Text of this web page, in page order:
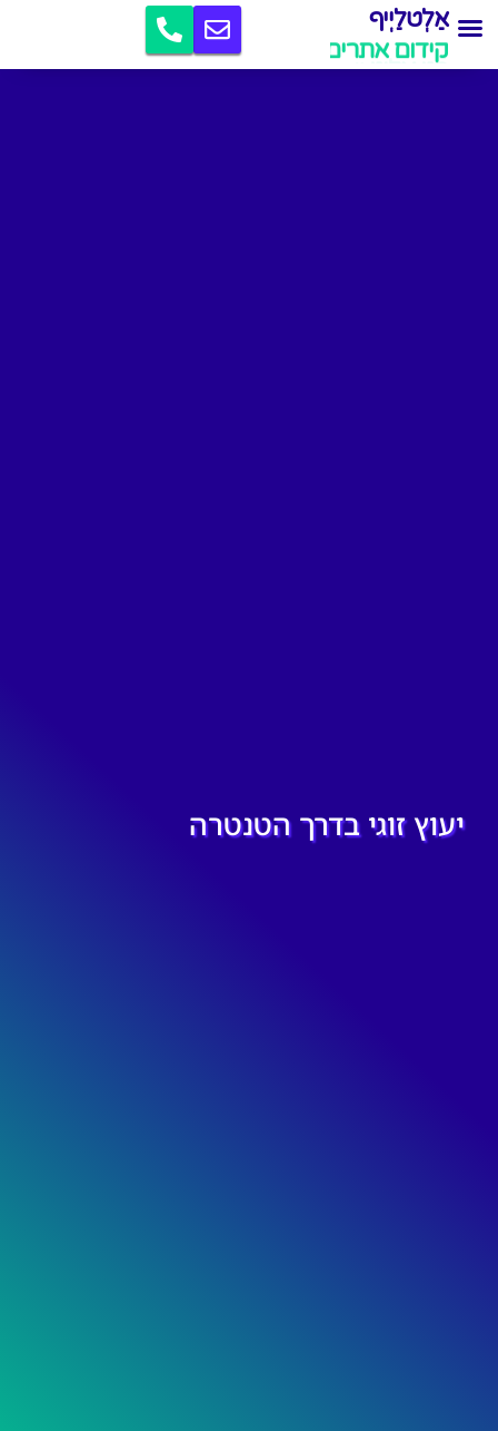
אַלְטלַיְיף
קידום אתרים
יעוץ זוגי בדרך הטנטרה